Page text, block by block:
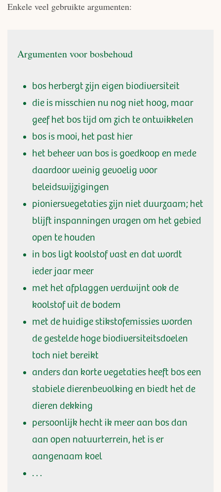
Enkele veel gebruikte argumenten:
Argumenten voor bosbehoud
bos herbergt zijn eigen biodiversiteit
die is misschien nu nog niet hoog, maar
geef het bos tijd om zich te ontwikkelen
bos is mooi, het past hier
het beheer van bos is goedkoop en mede
daardoor weinig gevoelig voor
beleidswijzigingen
pioniersvegetaties zijn niet duurzaam; het
blijft inspanningen vragen om het gebied
open te houden
in bos ligt koolstof vast en dat wordt
ieder jaar meer
met het afplaggen verdwijnt ook de
koolstof uit de bodem
met de huidige stikstofemissies worden
de gestelde hoge biodiversiteitsdoelen
toch niet bereikt
anders dan korte vegetaties heeft bos een
stabiele dierenbevolking en biedt het de
dieren dekking
persoonlijk hecht ik meer aan bos dan
aan open natuurterrein, het is er
aangenaam koel
. . .